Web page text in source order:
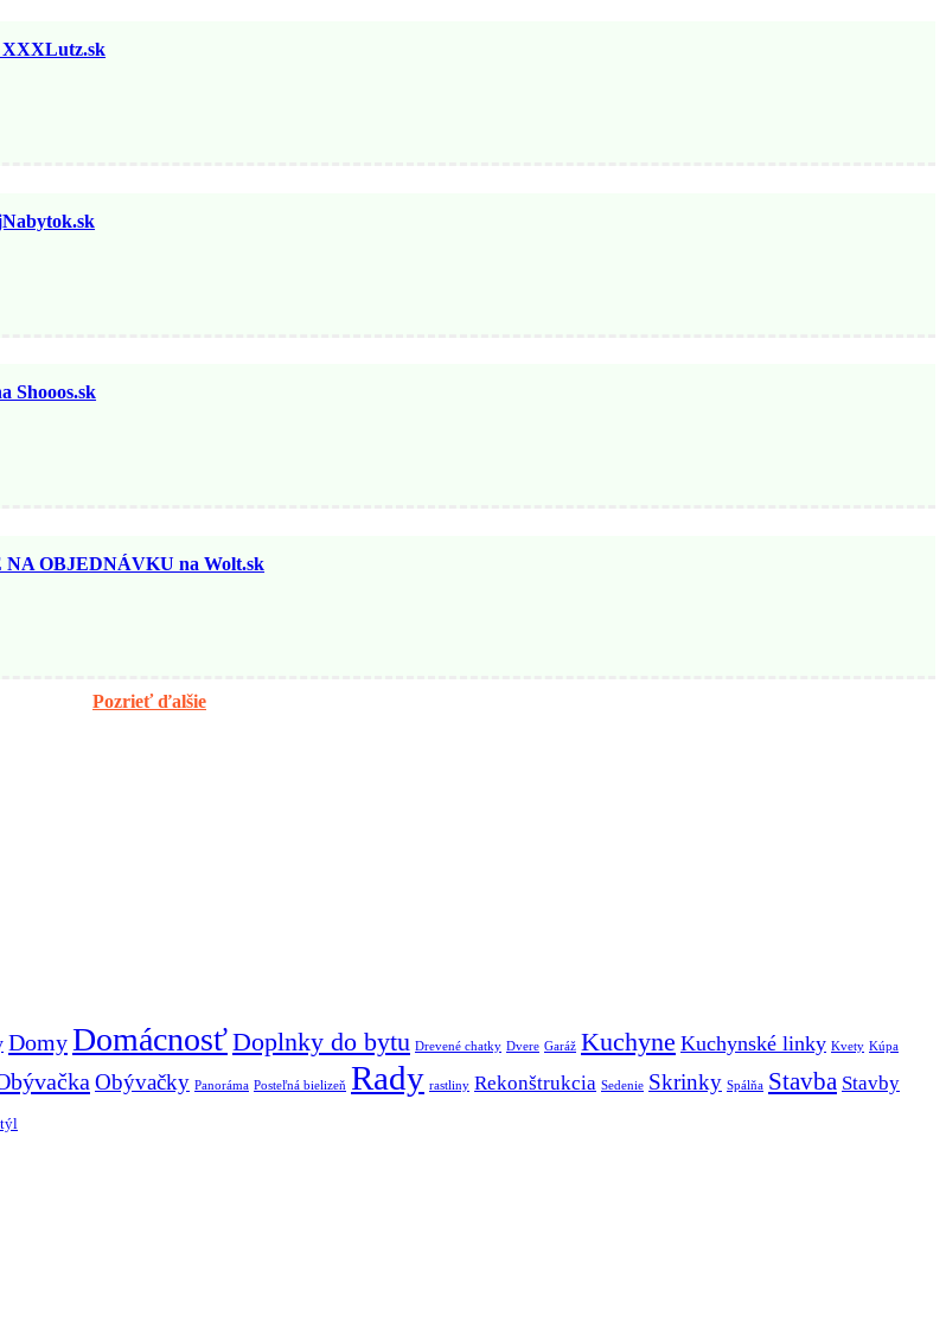
Shooos.sk
OBJEDNÁVKU na Wolt.sk
Pozrieť ďalšie
DomyDomácnosťDoplnky do bytu Drevené chatky Dvere Garáž Kuchyne Kuchynské linky Kvety Kúpa
Obývačky Panoráma Posteľná bielizeň Rady rastliny Rekonštrukcia Sedenie Skrinky Spálňa Stavba Stavby